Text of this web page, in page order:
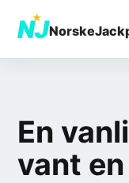
NJ
★
En
vant